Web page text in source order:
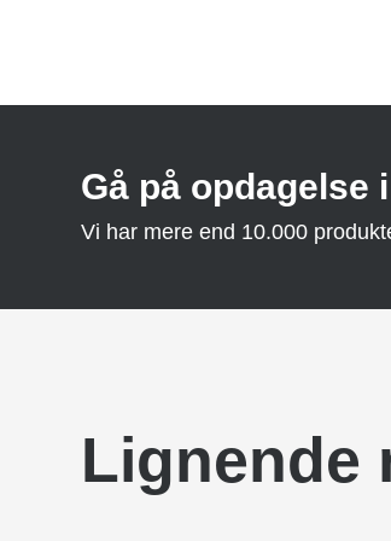
Gå på
Vi har mere end 10.000
Lignende
ØSTERVEJENS